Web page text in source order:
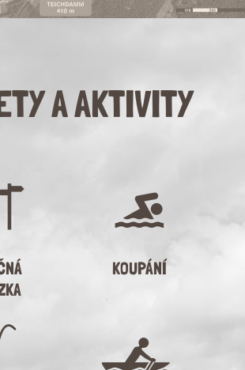
A AKTIVITY
KOUPÁNÍ